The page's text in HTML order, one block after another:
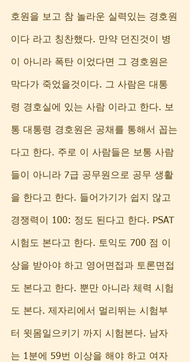
호원을 보고 참 놀라운 실력있는 경호원
이다 라고 칭찬했다. 만약 던진것이 병
이 아니라 폭탄 이었다면 그 경호원은
막다가 죽었을것이다. 그 사람은 대통
령 경호실에 있는 사람 이라고 한다. 보
통 대통령 경호원은 공채를 통해서 꼽는
다고 한다. 주로 이 사람들은 보통 사람
들이 아니라 7급 공무원으로 공무 생활
을 한다고 한다. 들어가기가 쉽지 않고
경쟁력이 100: 정도 된다고 한다. PSAT
시험도 본다고 한다. 토익도 700 점 이
상을 받아야 하고 영어면접과 토론면접
도 본다고 한다. 뿐만 아니라 체력 시험
도 본다. 제자리에서 멀리뛰는 시험부
터 윗몸일으키기 까지 시험본다. 남자
는 1분에 59번 이상을 해야 하고 여자